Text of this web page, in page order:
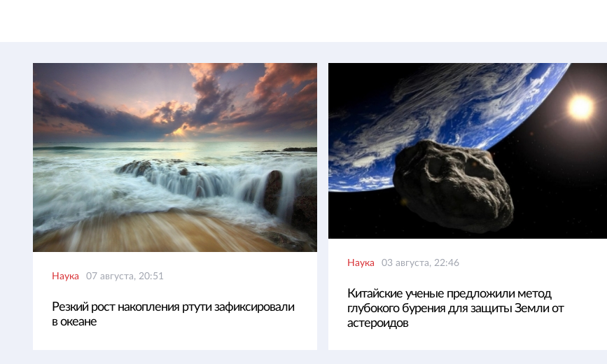
Наука 07 августа, 20:51
Резкий рост накопления ртути зафиксировали
в океане
Наука 03 августа, 22:46
Китайские ученые предложили метод
глубокого бурения для защиты Земли от
астероидов